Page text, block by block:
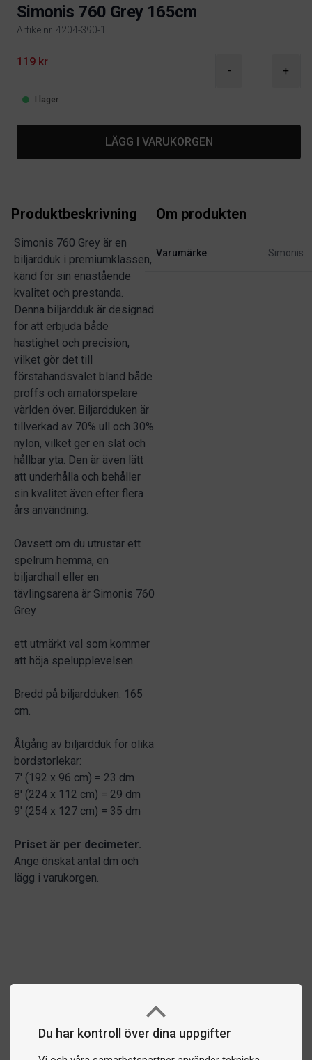
Du har kontroll över dina uppgifter
Simonis 760 Grey 165cm
Artikelnr. 4204-390-1
Product information
119 kr
- +
I lager
LÄGG I VARUKORGEN
Produktbeskrivning
Simonis 760 Grey är en
biljardduk i premiumklassen,
känd för sin enastående
kvalitet och prestanda.
Denna biljardduk är designad
för att erbjuda både
hastighet och precision,
vilket gör det till
förstahandsvalet bland både
proffs och amatörspelare
världen över. Biljardduken är
tillverkad av 70% ull och 30%
nylon, vilket ger en slät och
hållbar yta. Den är även lätt
att underhålla och behåller
sin kvalitet även efter flera
års användning.
Oavsett om du utrustar ett
spelrum hemma, en
biljardhall eller en
tävlingsarena är Simonis 760
Grey
ett utmärkt val som kommer
att höja spelupplevelsen.
Bredd på biljardduken: 165
cm.
Åtgång av biljardduk för olika
bordstorlekar:
7' (192 x 96 cm) = 23 dm
8' (224 x 112 cm) = 29 dm
9' (254 x 127 cm) = 35 dm
Priset är per decimeter.
Ange önskat antal dm och
lägg i varukorgen.
Om produkten
Varumärke Simonis